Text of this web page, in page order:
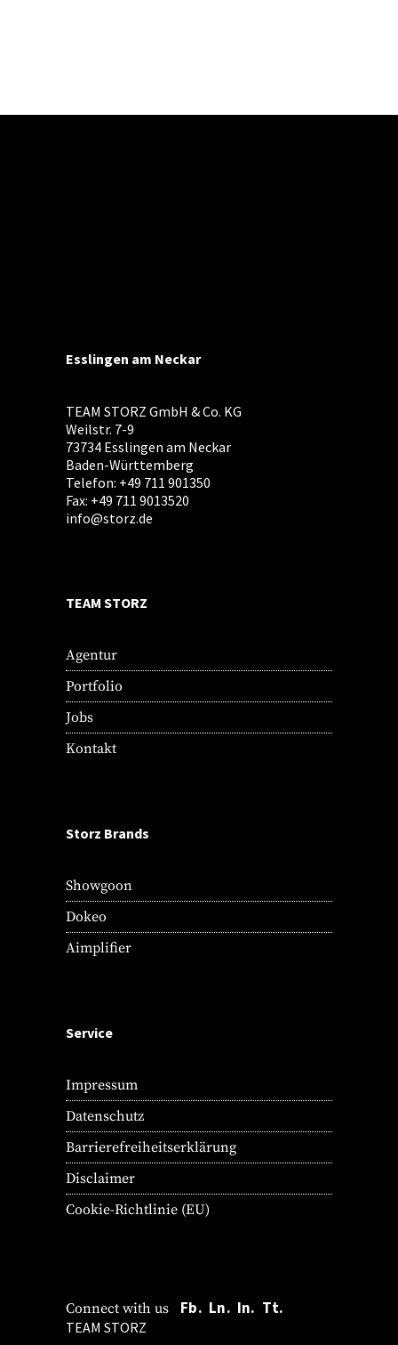
Esslingen am Neckar
TEAM STORZ GmbH & Co. KG
Weilstr. 7-9
73734 Esslingen am Neckar
Baden-Württemberg
Telefon: +49 711 901350
Fax: +49 711 9013520
info@storz.de
TEAM STORZ
Agentur
Portfolio
Jobs
Kontakt
Storz Brands
Showgoon
Dokeo
Aimplifier
Service
Impressum
Datenschutz
Barrierefreiheitserklärung
Disclaimer
Cookie-Richtlinie (EU)
Connect with us Fb. Ln. In. Tt.
TEAM STORZ